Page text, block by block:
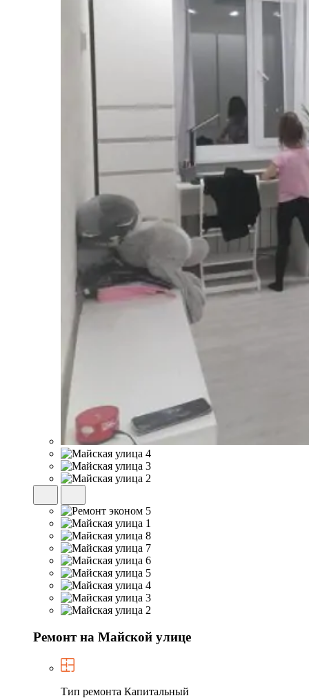
Ремонт на Майской улице
Тип ремонта Капитальный